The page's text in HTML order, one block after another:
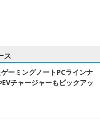
ス
ーミングノートPCラインナ
チャージャーもピックアッ